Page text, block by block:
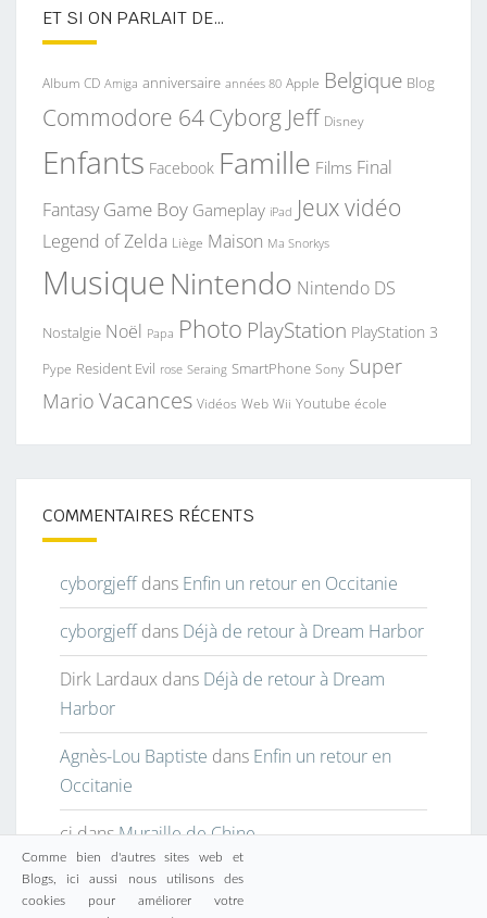
ET SI ON PARLAIT DE…
Album CD Amiga anniversaire années 80 Apple Belgique Blog
Commodore 64Cyborg Jeff Disney
Enfants Facebook Famille Films Final
Fantasy Game Boy Gameplay iPad Jeux vidéo
Legend of Zelda Liège Maison Ma Snorkys
MusiqueNintendo Nintendo DS
Nostalgie Noël Papa Photo PlayStation PlayStation 3
Pype Resident Evil rose Seraing SmartPhone Sony Super
Mario Vacances Vidéos Web Wii Youtube école
COMMENTAIRES RÉCENTS
cyborgjeffdans Enfin un retour en Occitanie
cyborgjeffdans Déjà de retour à Dream Harbor
Dirk Lardaux dans Déjà de retour à Dream
Harbor
Agnès-Lou Baptiste dans Enfin un retour en
Occitanie
cjdansMuraille de Chine
Comme bien d'autres sites web et
Blogs, ici aussi nous utilisons des
cookies pour améliorer votre